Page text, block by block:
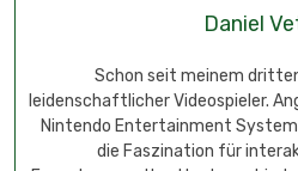
Daniel
Schon seit meinem
leidenschaftlicher Videospieler.
Nintendo Entertainment
die Faszination für